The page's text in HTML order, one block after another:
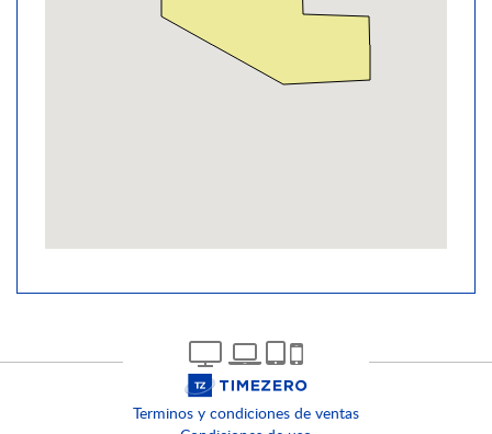
Terminos y condiciones de ventas